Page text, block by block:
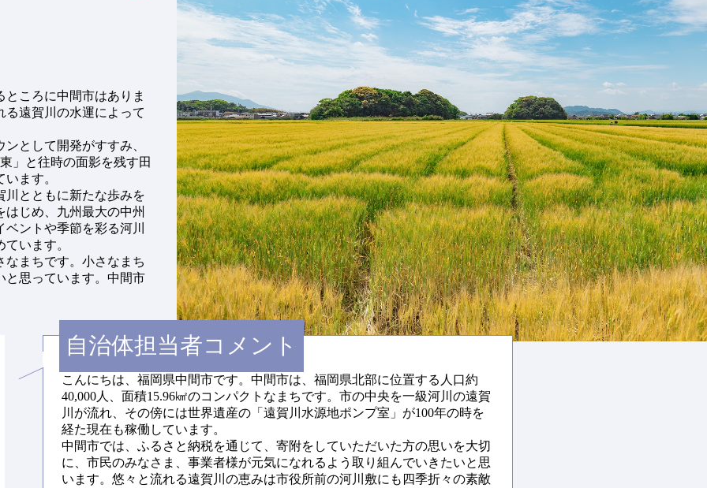
ころに中間市はありま
遠賀川の水運によって
として開発がすすみ、
」と往時の面影を残す田
ます。
とともに新たな歩みを
じめ、九州最大の中州
ントや季節を彩る河川
います。
まちです。小さなまち
と思っています。中間市
自治体担当者コメント
こんにちは、福岡県中間市です。中間市は、福岡県北部に位置する人口約
40,000人、面積15.96㎢のコンパクトなまちです。市の中央を一級河川の遠賀
川が流れ、その傍には世界遺産の「遠賀川水源地ポンプ室」が100年の時を
経た現在も稼働しています。
中間市では、ふるさと納税を通じて、寄附をしていただいた方の思いを大切
に、市民のみなさま、事業者様が元気になれるよう取り組んでいきたいと思
います。悠々と流れる遠賀川の恵みは市役所前の河川敷にも四季折々の素敵